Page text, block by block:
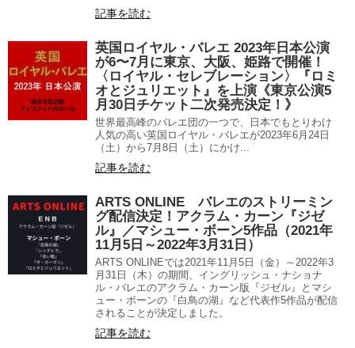
記事を読む
英国ロイヤル・バレエ 2023年日本公演
が6〜7月に東京、大阪、姫路で開催！
〈ロイヤル・セレブレーション〉『ロミ
オとジュリエット』を上演《東京公演5
月30日チケット二次発売決定！》
世界最高峰のバレエ団の一つで、日本でもとりわけ
人気の高い英国ロイヤル・バレエが2023年6月24日
（土）から7月8日（土）にかけ...
記事を読む
ARTS ONLINE バレエのストリーミン
グ配信決定！アクラム・カーン『ジゼ
ル』／マシュー・ボーン5作品（2021年
11月5日～2022年3月31日）
ARTS ONLINEでは2021年11月5日（金）～2022年3
月31日（木）の期間、イングリッシュ・ナショナ
ル・バレエのアクラム・カーン版『ジゼル』とマシ
ュー・ボーンの『白鳥の湖』など代表作5作品が配信
されることが決定しました。
記事を読む